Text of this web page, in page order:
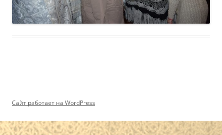
Сайт работает на WordPress